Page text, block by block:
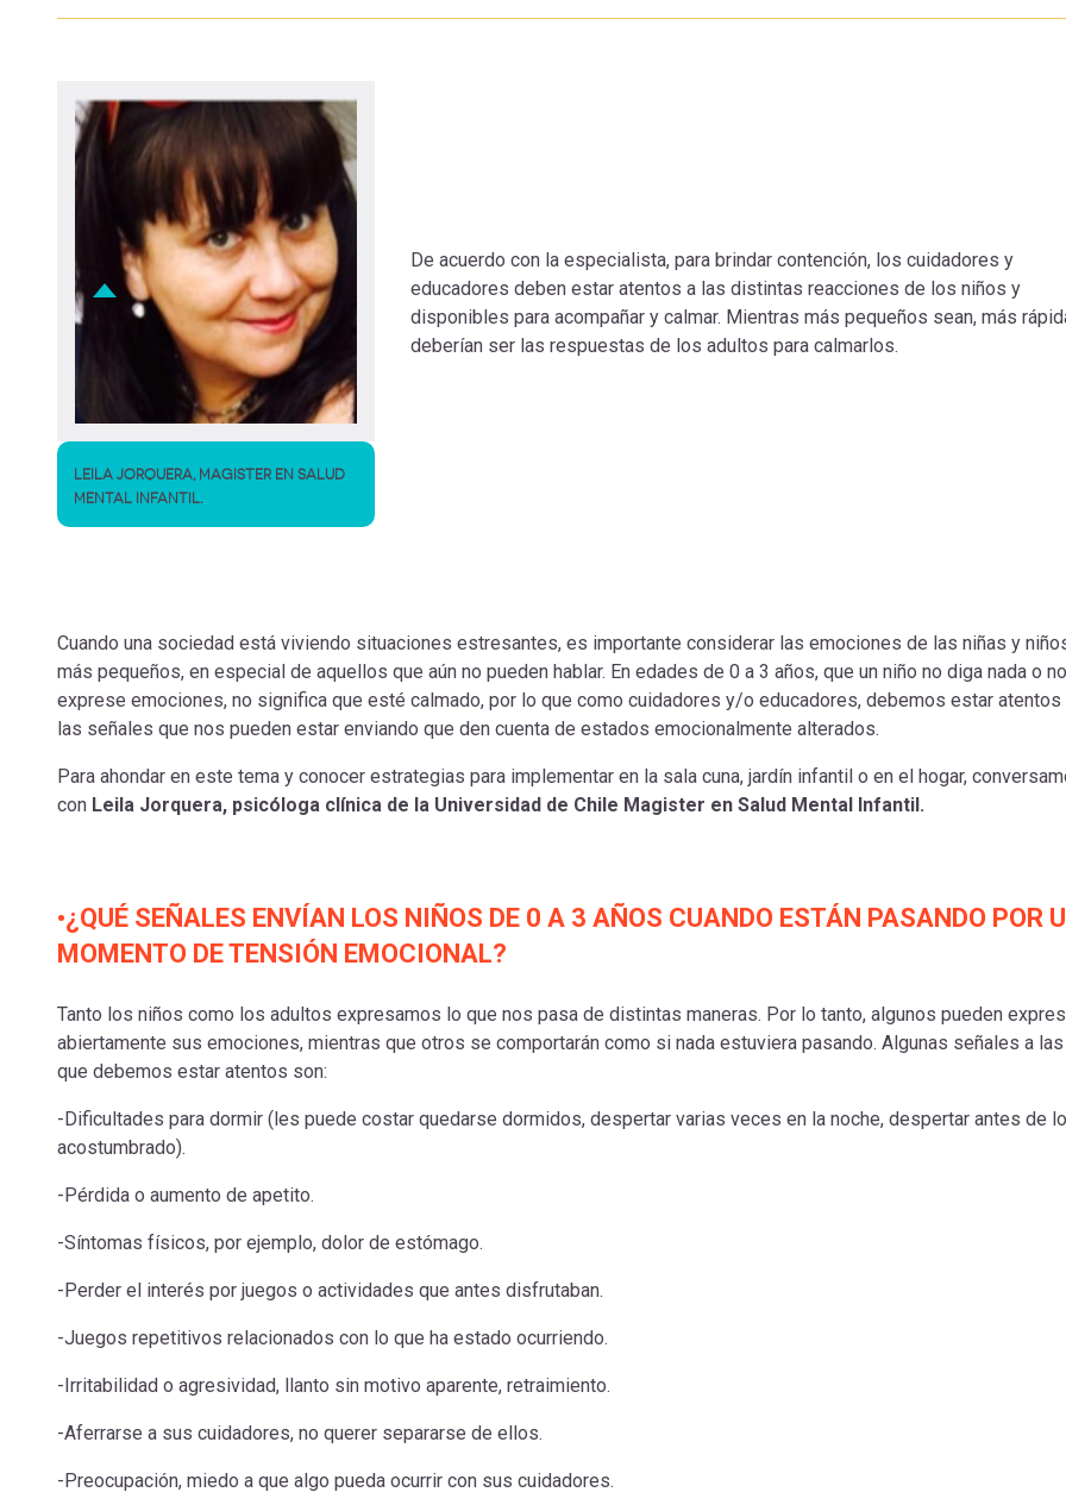
LEILA JORQUERA, MAGISTER EN SALUD
MENTAL INFANTIL.
De acuerdo con la especialista, para brindar contención, los cuidadores y
educadores deben estar atentos a las distintas reacciones de los niños y
disponibles para acompañar y calmar. Mientras más pequeños sean, más
deberían ser las respuestas de los adultos para calmarlos.
Cuando una sociedad está viviendo situaciones estresantes, es importante considerar las emociones de las niñas y
más pequeños, en especial de aquellos que aún no pueden hablar. En edades de 0 a 3 años, que un niño no diga nada o no
exprese emociones, no significa que esté calmado, por lo que como cuidadores y/o educadores, debemos estar atentos
las señales que nos pueden estar enviando que den cuenta de estados emocionalmente alterados.
Para ahondar en este tema y conocer estrategias para implementar en la sala cuna, jardín infantil o en el hogar,
con Leila Jorquera, psicóloga clínica de la Universidad de Chile Magister en Salud Mental Infantil.
•¿QUÉ SEÑALES ENVÍAN LOS NIÑOS DE 0 A 3 AÑOS CUANDO ESTÁN PASANDO POR
MOMENTO DE TENSIÓN EMOCIONAL?
Tanto los niños como los adultos expresamos lo que nos pasa de distintas maneras. Por lo tanto, algunos pueden
abiertamente sus emociones, mientras que otros se comportarán como si nada estuviera pasando. Algunas señales a las
que debemos estar atentos son:
-Dificultades para dormir (les puede costar quedarse dormidos, despertar varias veces en la noche, despertar antes de lo
acostumbrado).
-Pérdida o aumento de apetito.
-Síntomas físicos, por ejemplo, dolor de estómago.
-Perder el interés por juegos o actividades que antes disfrutaban.
-Juegos repetitivos relacionados con lo que ha estado ocurriendo.
-Irritabilidad o agresividad, llanto sin motivo aparente, retraimiento.
-Aferrarse a sus cuidadores, no querer separarse de ellos.
-Preocupación, miedo a que algo pueda ocurrir con sus cuidadores.